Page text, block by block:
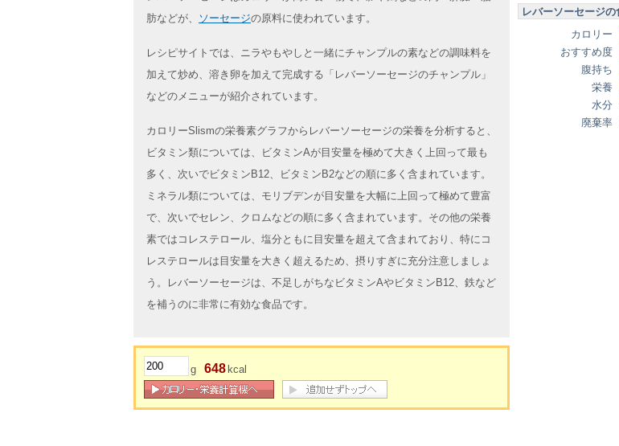
肪などが、
ソーセージの原料に使われています。
レシピサイトでは、ニラやもやしと一緒にチャンプルの素などの調味料を
加えて炒め、溶き卵を加えて完成する「レバーソーセージのチャンプル」
などのメニューが紹介されています。
カロリーSlismの栄養素グラフからレバーソーセージの栄養を分析すると、
ビタミン類については、ビタミンAが目安量を極めて大きく上回って最も
多く、次いでビタミンB12、ビタミンB2などの順に多く含まれています。
ミネラル類については、モリブデンが目安量を大幅に上回って極めて豊富
で、次いでセレン、クロムなどの順に多く含まれています。その他の栄養
素ではコレステロール、塩分ともに目安量を超えて含まれており、特にコ
レステロールは目安量を大きく超えるため、摂りすぎに充分注意しましょ
う。レバーソーセージは、不足しがちなビタミンAやビタミンB12、鉄など
を補うのに非常に有効な食品です。
g 648 kcal
レバーソーセージ
カロリー
おすすめ度
腹持ち
栄養
水分
廃棄率